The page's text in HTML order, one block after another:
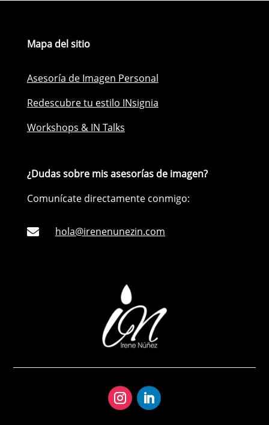
Mapa del sitio
Asesoría de Imagen Personal
Redescubre tu estilo INsignia
Workshops & IN Talks
¿Dudas sobre mis asesorías de imagen?
Comunícate directamente conmigo:
 hola@irenenunezin.com